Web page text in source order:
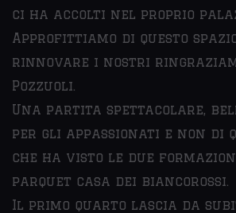
ci ha accolti nel proprio
Approfittiamo di questo
rinnovare i nostri
Pozzuoli.
Una partita spettacolare,
per gli appassionati e non di
che ha visto le due
parquet casa dei biancorossi.
Il primo quarto lascia da